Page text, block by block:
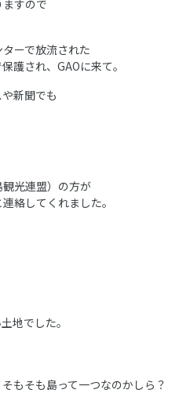
すので
ーで放流された
護され、GAOに来て。
新聞でも
光連盟）の方が
絡してくれました。
地でした。
もそも島って一つなのかしら？